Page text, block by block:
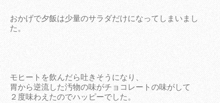
おかげで夕飯は少量のサラダだけになってしまいまし
た。
モヒートを飲んだら吐きそうになり、
胃から逆流した汚物の味がチョコレートの味がして
２度味わえたのでハッピーでした。